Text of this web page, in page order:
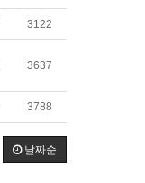
3122
3637
3788
날짜순